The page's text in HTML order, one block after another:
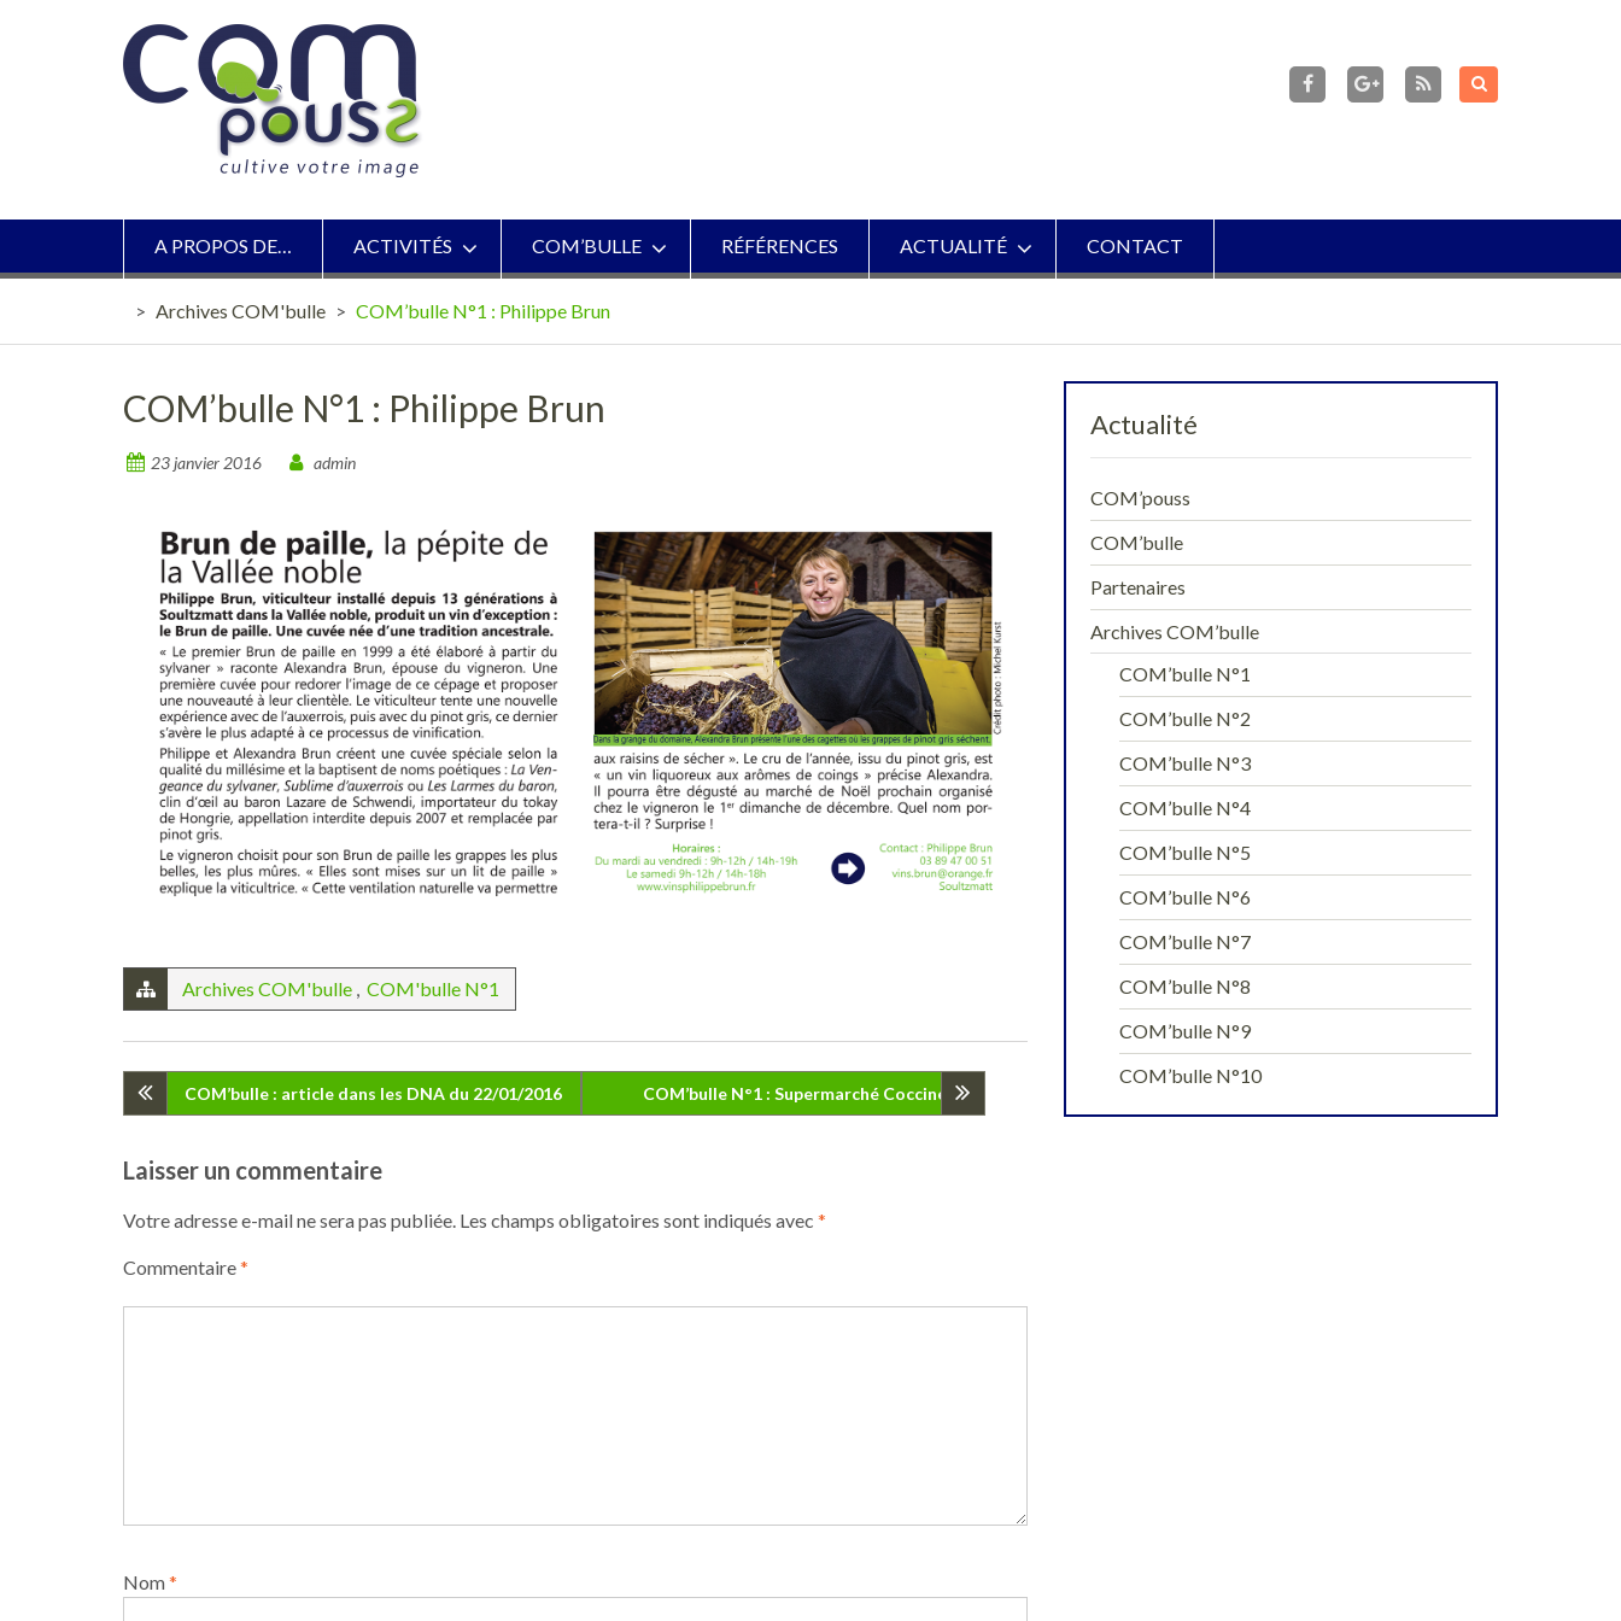
facebook
Flux
A PROPOS DE… ACTIVITÉS COM’BULLE RÉFÉRENCES ACTUALITÉ CONTACT
> Archives COM'bulle > COM’bulle N°1 : Philippe Brun
COM’bulle N°1 : Philippe Brun
23 janvier 2016 admin
Archives COM'bulle , COM'bulle N°1
Navigation
de
l’article
COM’bulle : article dans les DNA du 22/01/2016 COM’bulle N°1 : Supermarché Coccinelle
Laisser un commentaire
Votre adresse e-mail ne sera pas publiée. Les champs obligatoires sont indiqués avec *
Commentaire*
Nom*
Actualité
COM’pouss
COM’bulle
Partenaires
Archives COM’bulle
COM’bulle N°1
COM’bulle N°2
COM’bulle N°3
COM’bulle N°4
COM’bulle N°5
COM’bulle N°6
COM’bulle N°7
COM’bulle N°8
COM’bulle N°9
COM’bulle N°10